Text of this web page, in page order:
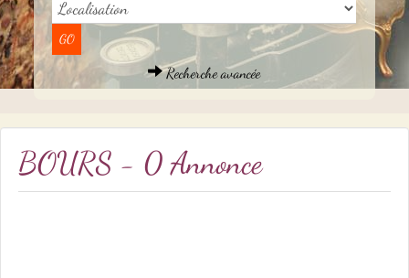
Recherche avancée
BOURS - 0 Annonce